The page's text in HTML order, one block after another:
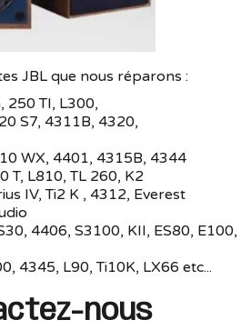
JBL que nous réparons :
250 TI, L300,
S7, 4311B, 4320,
WX, 4401, 4315B, 4344
T, L810, TL 260, K2
IV, Ti2 K , 4312, Everest
4406, S3100, KII, ES80, E100,
4345, L90, Ti10K, LX66 etc...
nous